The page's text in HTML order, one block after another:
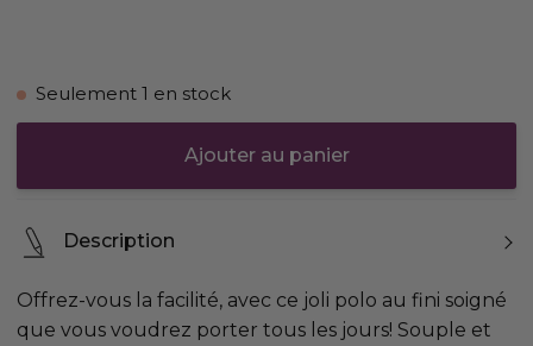
Seulement1 en stock
Ajouter au panier
Description
Offrez-vous la facilité, avec ce joli polo au fini soigné
que vous voudrez porter tous les jours! Souple et